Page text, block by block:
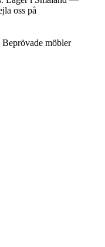
oss på
Beprövade möbler